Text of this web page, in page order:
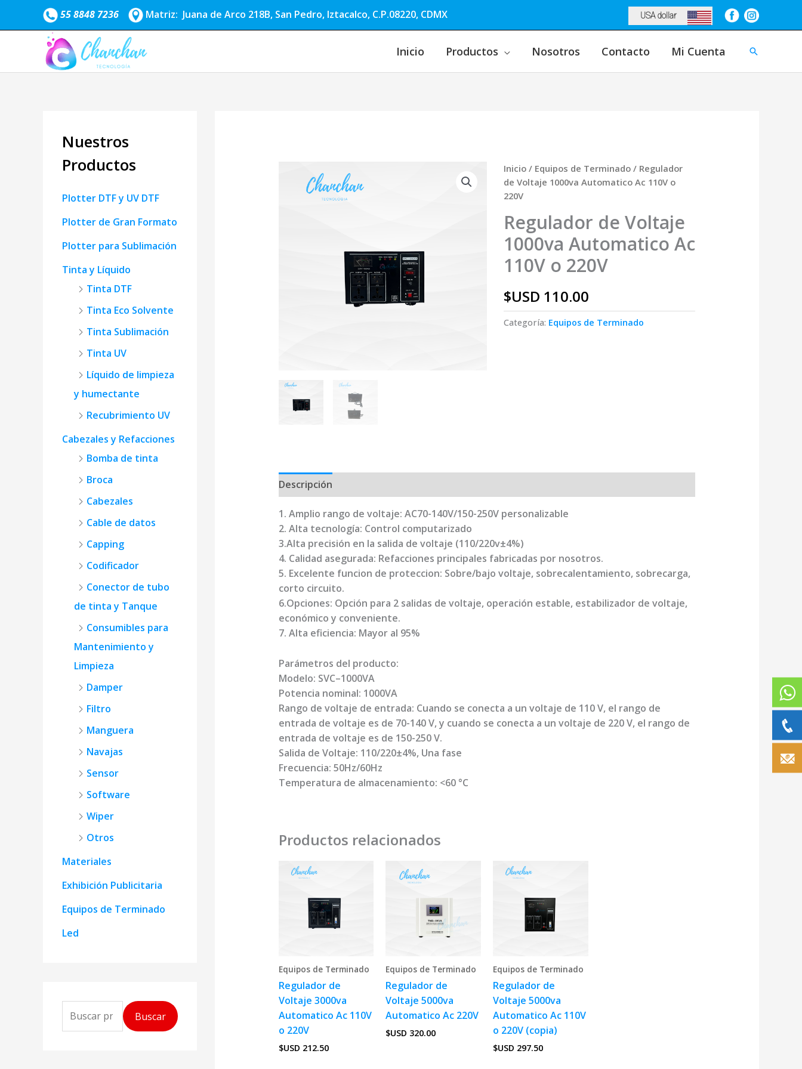
55 8848 7236 Matriz: Juana de Arco 218B, San Pedro, Iztacalco, C.P.08220, CDMX USA dollar
Inicio Productos Nosotros Contacto Mi Cuenta Buscar
Nuestros
Productos
Plotter DTF y UV DTF
Plotter de Gran Formato
Plotter para Sublimación
Tinta y Líquido
Tinta DTF
Tinta Eco Solvente
Tinta Sublimación
Tinta UV
Líquido de limpieza
y humectante
Recubrimiento UV
Cabezales y Refacciones
Bomba de tinta
Broca
Cabezales
Cable de datos
Capping
Codificador
Conector de tubo
de tinta y Tanque
Consumibles para
Mantenimiento y
Limpieza
Damper
Filtro
Manguera
Navajas
Sensor
Software
Wiper
Otros
Materiales
Exhibición Publicitaria
Equipos de Terminado
Led
u
Buscar
Inicio/ Equipos de Terminado/ Regulador
de Voltaje 1000va Automatico Ac 110V o
220V
Regulador de Voltaje
1000va Automatico Ac
110V o 220V
$USD 110.00
Categoría: Equipos de Terminado
Descripción
1. Amplio rango de voltaje: AC70-140V/150-250V personalizable
2. Alta tecnología: Control computarizado
3.Alta precisión en la salida de voltaje (110/220v±4%)
4. Calidad asegurada: Refacciones principales fabricadas por nosotros.
5. Excelente funcion de proteccion: Sobre/bajo voltaje, sobrecalentamiento, sobrecarga,
corto circuito.
6.Opciones: Opción para 2 salidas de voltaje, operación estable, estabilizador de voltaje,
económico y conveniente.
7. Alta eficiencia: Mayor al 95%
Parámetros del producto:
Modelo: SVC–1000VA
Potencia nominal: 1000VA
Rango de voltaje de entrada: Cuando se conecta a un voltaje de 110 V, el rango de
entrada de voltaje es de 70-140 V, y cuando se conecta a un voltaje de 220 V, el rango de
entrada de voltaje es de 150-250 V.
Salida de Voltaje: 110/220±4%, Una fase
Frecuencia: 50Hz/60Hz
Temperatura de almacenamiento: <60 °C
Productos relacionados
Equipos de Terminado
Regulador de
Voltaje 3000va
Automatico Ac 110V
o 220V
$USD 212.50
Equipos de Terminado
Regulador de
Voltaje 5000va
Automatico Ac 220V
$USD 320.00
Equipos de Terminado
Regulador de
Voltaje 5000va
Automatico Ac 110V
o 220V (copia)
$USD 297.50